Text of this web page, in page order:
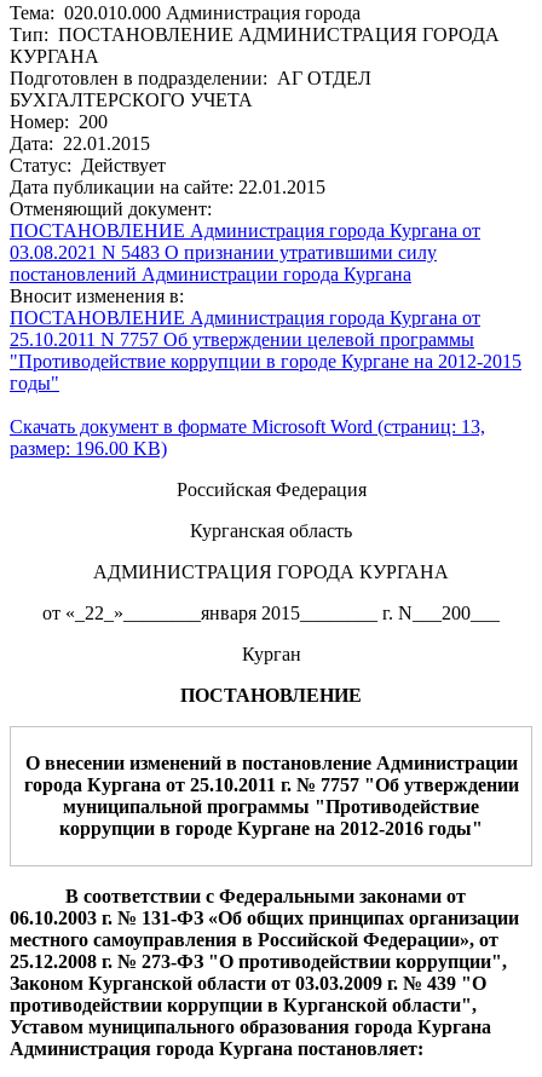
Тема: 020.010.000 Администрация города
Тип: ПОСТАНОВЛЕНИЕ АДМИНИСТРАЦИЯ ГОРОДА
КУРГАНА
Подготовлен в подразделении: АГ ОТДЕЛ
БУХГАЛТЕРСКОГО УЧЕТА
Номер: 200
Дата: 22.01.2015
Статус: Действует
Дата публикации на сайте: 22.01.2015
Отменяющий документ:
ПОСТАНОВЛЕНИЕ Администрация города Кургана от
03.08.2021 N 5483 О признании утратившими силу
постановлений Администрации города Кургана
Вносит изменения в:
ПОСТАНОВЛЕНИЕ Администрация города Кургана от
25.10.2011 N 7757 Об утверждении целевой программы
"Противодействие коррупции в городе Кургане на 2012-2015
годы"
Скачать документ в формате Microsoft Word (страниц: 13,
размер: 196.00 KB)
Российская Федерация
Курганская область
АДМИНИСТРАЦИЯ ГОРОДА КУРГАНА
от «_22_»________января 2015________ г. N___200___
Курган
ПОСТАНОВЛЕНИЕ
О внесении изменений в постановление Администрации
города Кургана от 25.10.2011 г. № 7757 "Об утверждении
муниципальной программы "Противодействие
коррупции в городе Кургане на 2012-2016 годы"
Всоответствии сФедеральными законами от
06.10.2003 г. № 131-ФЗ «Об общих принципах организации
местного самоуправления в Российской Федерации», от
25.12.2008 г. № 273-ФЗ "О противодействии коррупции",
Законом Курганской области от 03.03.2009 г. № 439 "О
противодействии коррупции в Курганской области",
Уставом муниципального образования города Кургана
Администрация города Кургана постановляет: